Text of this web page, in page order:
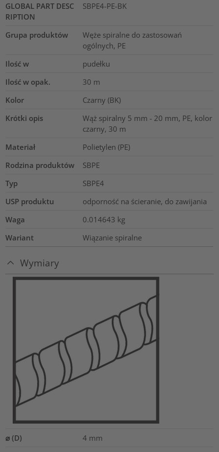
GLOBAL PART DESC
RIPTION
SBPE4-PE-BK
Grupa produktów
Węże spiralne do zastosowań
ogólnych, PE
Ilość w
pudełku
Ilość w opak.
30 m
Kolor
Czarny (BK)
Krótki opis
Wąż spiralny 5 mm - 20 mm, PE, kolor
czarny, 30 m
Materiał
Polietylen (PE)
Rodzina produktów
SBPE
Typ
SBPE4
USP produktu
odporność na ścieranie, do zawijania
Waga
0.014643 kg
Wariant
Wiązanie spiralne
Wymiary
⌀ (D) 4 mm